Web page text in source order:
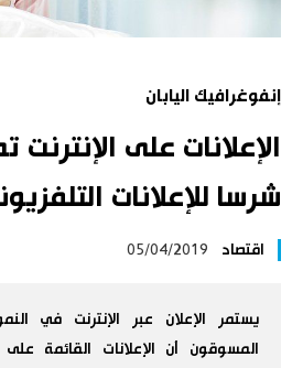
اليابان في فيديو
إنفوغرافيك اليابان
الإعلانات على
شرسا للإعلانات
اقتصاد 05/04/2019
يستمر الإعلان عبر الإنترنت في
المسوقون أن الإعلانات القائمة